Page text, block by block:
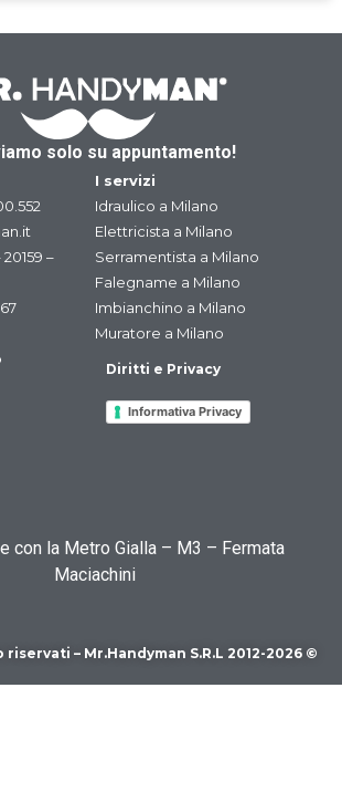
solo su appuntamento!
–
I servizi
Idraulico a Milano
Elettricista a Milano
Serramentista a Milano
Falegname a Milano
Imbianchino a Milano
Muratore a Milano
Diritti e Privacy
Informativa Privacy
con la Metro Gialla – M3 – Fermata
Maciachini
– Mr.Handyman S.R.L 2012-2026 ©